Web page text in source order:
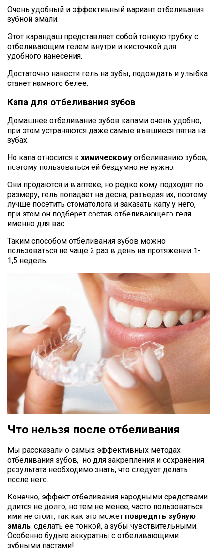
Очень удобный и эффективный вариант отбеливания
зубной эмали.
Этот карандаш представляет собой тонкую трубку с
отбеливающим гелем внутри и кисточкой для
удобного нанесения.
Достаточно нанести гель на зубы, подождать и улыбка
станет намного белее.
Капа для отбеливания зубов
Домашнее отбеливание зубов капами очень удобно,
при этом устраняются даже самые въвшиеся пятна на
зубах.
Но капа относится к химическому отбеливанию зубов,
поэтому пользоваться ей бездумно не нужно.
Они продаются и в аптеке, но редко кому подходят по
размеру, гель попадает на десна, разъедая их, поэтому
лучше посетить стоматолога и заказать капу у него,
при этом он подберет состав отбеливающего геля
именно для вас.
Таким способом отбеливания зубов можно
пользоваться не чаще 2 раз в день на протяжении 1-
1,5 недель.
Что нельзя после отбеливания
Мы рассказали о самых эффективных методах
отбеливания зубов, но для закрепления и сохранения
результата необходимо знать, что следует делать
после него.
Конечно, эффект отбеливания народными средствами
длится не долго, но тем не менее, часто пользоваться
ими не стоит, так как это может повредить зубную
эмаль, сделать ее тонкой, а зубы чувствительными.
Особенно будьте аккуратны с отбеливающими
зубными пастами!